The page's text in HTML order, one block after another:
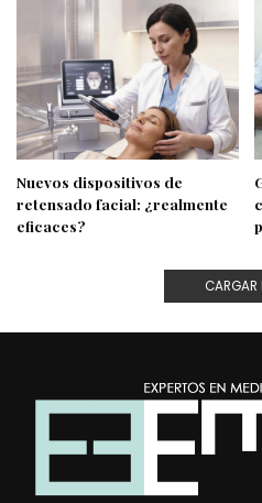
Nuevos dispositivos de
retensado facial: ¿realmente
eficaces?
CARGAR